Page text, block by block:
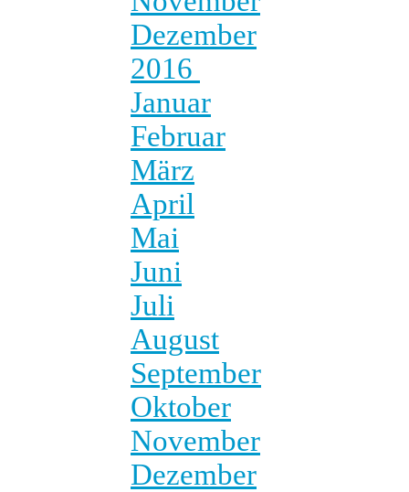
Dezember
2016
Januar
Februar
März
April
Mai
Juni
Juli
August
September
Oktober
November
Dezember